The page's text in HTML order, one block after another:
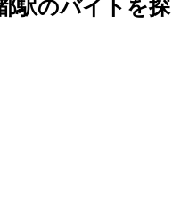
駅のバイトを探